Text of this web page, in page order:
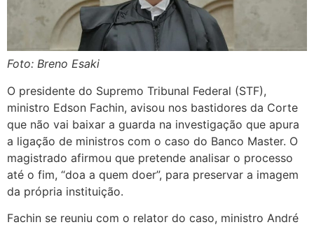
Foto: Breno Esaki
O presidente do Supremo Tribunal Federal (STF),
ministro Edson Fachin, avisou nos bastidores da Corte
que não vai baixar a guarda na investigação que apura
a ligação de ministros com o caso do Banco Master. O
magistrado afirmou que pretende analisar o processo
até o fim, “doa a quem doer”, para preservar a imagem
da própria instituição.
Fachin se reuniu com o relator do caso, ministro André